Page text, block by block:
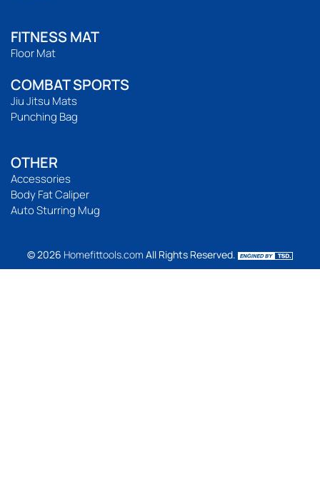
FITNESS MAT
Floor Mat
COMBAT SPORTS
Jiu Jitsu Mats
Punching Bag
OTHER
Accessories
Body Fat Caliper
Auto Sturring Mug
© 2026 Homefittools.com All Rights Reserved.